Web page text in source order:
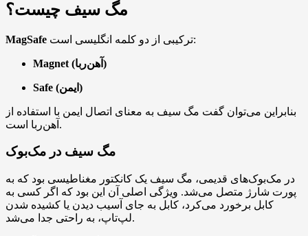
مگ سیف چیست؟
MagSafe ترکیبی از دو کلمه انگلیسی است:
Magnet (آهن‌ربا)
Safe (ایمن)
بنابراین می‌توان گفت مگ سیف به معنای اتصال ایمن با استفاده از
آهن‌ربا است.
مگ سیف در مک‌بوک
در مک‌بوک‌های قدیمی، مگ سیف یک کانکتور مغناطیسی بود که به
پورت شارژ متصل می‌شد. ویژگی اصلی آن این بود که اگر کسی به
کابل برخورد می‌کرد، کابل به جای آسیب دیدن یا کشیده شدن
لپ‌تاپ، به راحتی جدا می‌شد.